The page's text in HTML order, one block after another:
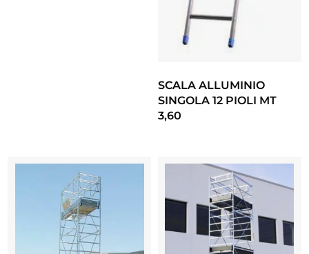
SCALA ALLUMINIO
SINGOLA 12 PIOLI MT
3,60